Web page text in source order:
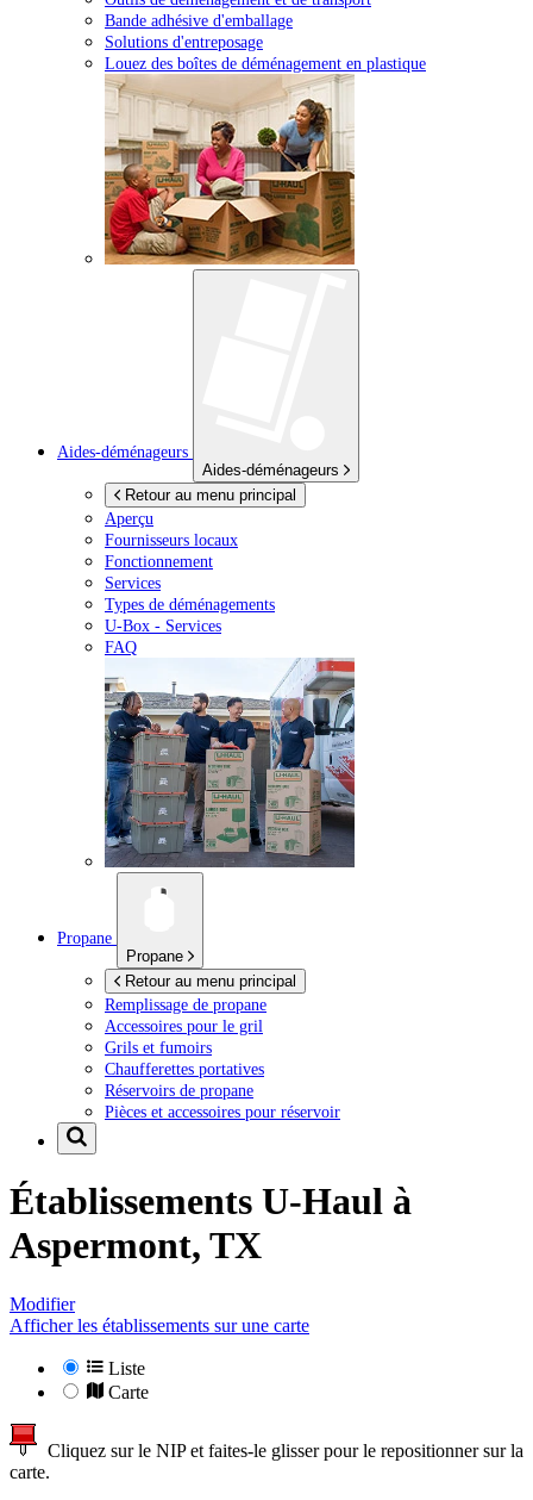
Bande adhésive d'emballage
Solutions d'entreposage
Louez des boîtes de déménagement en plastique
Aides-déménageurs
Aides-déménageurs
Retour au menu principal
Aperçu
Fournisseurs locaux
Fonctionnement
Services
Types de déménagements
U-Box - Services
FAQ
Propane
Propane
Retour au menu principal
Remplissage de propane
Accessoires pour le gril
Grils et fumoirs
Chaufferettes portatives
Réservoirs de propane
Pièces et accessoires pour réservoir
Établissements U-Haul à
Aspermont, TX
Modifier
Afficher les établissements sur une carte
Liste
Carte
Cliquez sur le NIP et faites-le glisser pour le repositionner sur la
carte.